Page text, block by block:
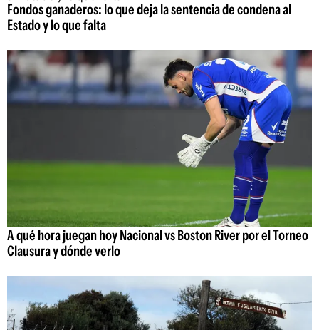
Fondos ganaderos: lo que deja la sentencia de condena al
Estado y lo que falta
A qué hora juegan hoy Nacional vs Boston River por el Torneo
Clausura y dónde verlo